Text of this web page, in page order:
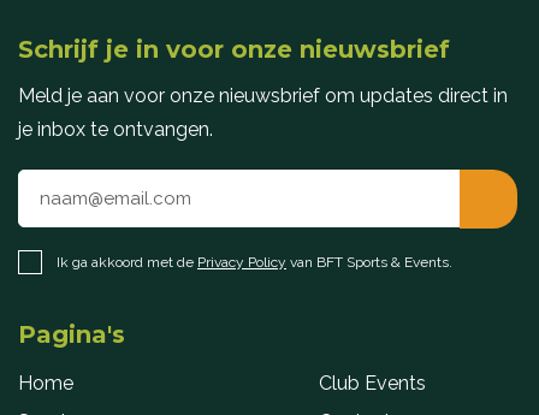
Schrijf je in voor onze nieuwsbrief
Meld je aan voor onze nieuwsbrief om updates direct in
je inbox te ontvangen.
Ik ga akkoord met de Privacy Policy van BFT Sports & Events.
Pagina's
Home
Club Events